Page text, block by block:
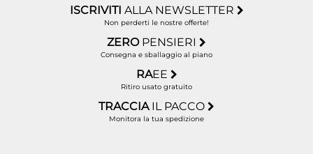
ISCRIVITI ALLA NEWSLETTER
Non perderti le nostre offerte!
ZERO PENSIERI
Consegna e sballaggio al piano
RAEE
Ritiro usato gratuito
TRACCIA IL PACCO
Monitora la tua spedizione